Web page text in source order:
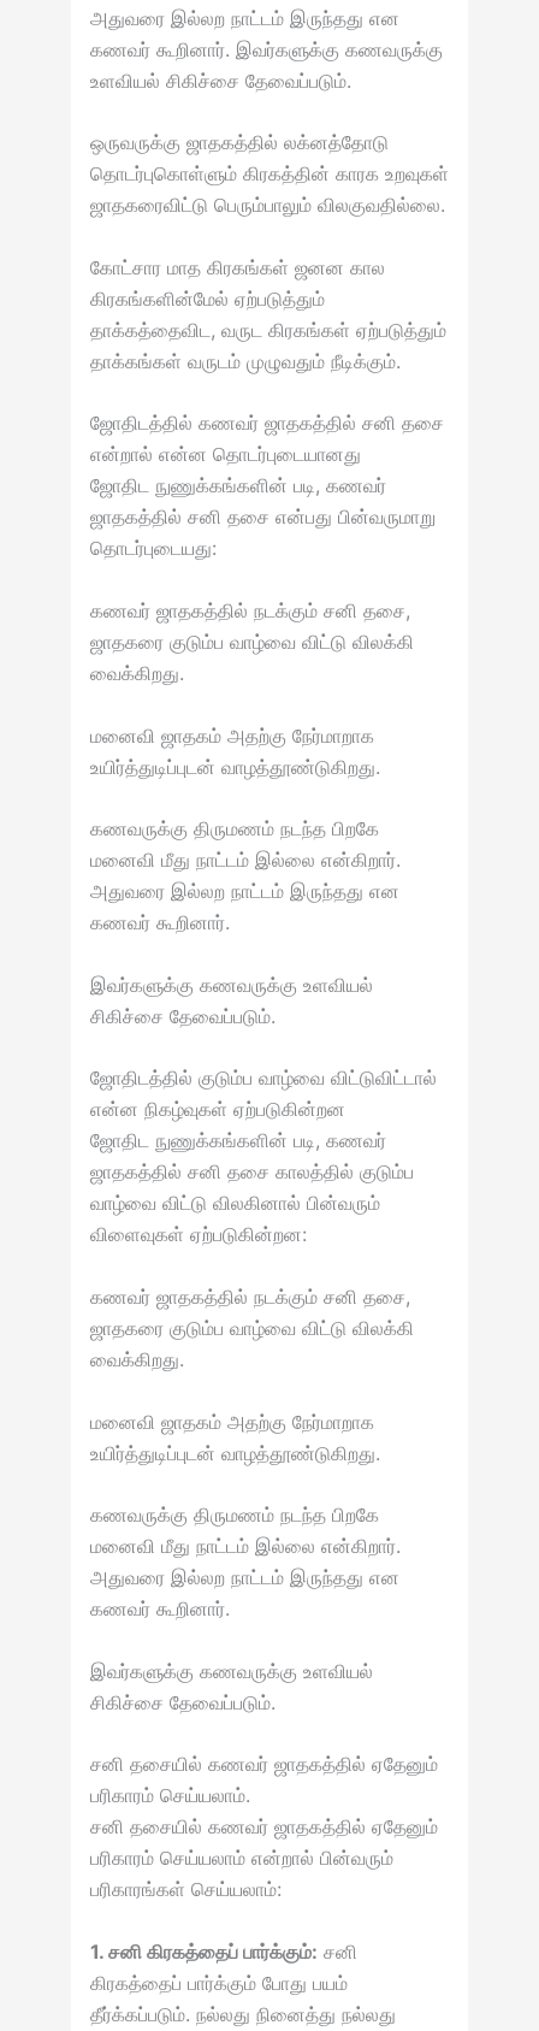
அதுவரை இல்லற நாட்டம் இருந்தது என
கணவர் கூறினார். இவர்களுக்கு கணவருக்கு
உளவியல் சிகிச்சை தேவைப்படும்.
ஒருவருக்கு ஜாதகத்தில் லக்னத்தோடு
தொடர்புகொள்ளும் கிரகத்தின் காரக உறவுகள்
ஜாதகரைவிட்டு பெரும்பாலும் விலகுவதில்லை.
கோட்சார மாத கிரகங்கள் ஜனன கால
கிரகங்களின்மேல் ஏற்படுத்தும்
தாக்கத்தைவிட, வருட கிரகங்கள் ஏற்படுத்தும்
தாக்கங்கள் வருடம் முழுவதும் நீடிக்கும்.
ஜோதிடத்தில் கணவர் ஜாதகத்தில் சனி தசை
என்றால் என்ன தொடர்புடையானது
ஜோதிட நுணுக்கங்களின் படி, கணவர்
ஜாதகத்தில் சனி தசை என்பது பின்வருமாறு
தொடர்புடையது:
கணவர் ஜாதகத்தில் நடக்கும் சனி தசை,
ஜாதகரை குடும்ப வாழ்வை விட்டு விலக்கி
வைக்கிறது.
மனைவி ஜாதகம் அதற்கு நேர்மாறாக
உயிர்த்துடிப்புடன் வாழத்தூண்டுகிறது.
கணவருக்கு திருமணம் நடந்த பிறகே
மனைவி மீது நாட்டம் இல்லை என்கிறார்.
அதுவரை இல்லற நாட்டம் இருந்தது என
கணவர் கூறினார்.
இவர்களுக்கு கணவருக்கு உளவியல்
சிகிச்சை தேவைப்படும்.
ஜோதிடத்தில் குடும்ப வாழ்வை விட்டுவிட்டால்
என்ன நிகழ்வுகள் ஏற்படுகின்றன
ஜோதிட நுணுக்கங்களின் படி, கணவர்
ஜாதகத்தில் சனி தசை காலத்தில் குடும்ப
வாழ்வை விட்டு விலகினால் பின்வரும்
விளைவுகள் ஏற்படுகின்றன:
கணவர் ஜாதகத்தில் நடக்கும் சனி தசை,
ஜாதகரை குடும்ப வாழ்வை விட்டு விலக்கி
வைக்கிறது.
மனைவி ஜாதகம் அதற்கு நேர்மாறாக
உயிர்த்துடிப்புடன் வாழத்தூண்டுகிறது.
கணவருக்கு திருமணம் நடந்த பிறகே
மனைவி மீது நாட்டம் இல்லை என்கிறார்.
அதுவரை இல்லற நாட்டம் இருந்தது என
கணவர் கூறினார்.
இவர்களுக்கு கணவருக்கு உளவியல்
சிகிச்சை தேவைப்படும்.
சனி தசையில் கணவர் ஜாதகத்தில் ஏதேனும்
பரிகாரம் செய்யலாம்.
சனி தசையில் கணவர் ஜாதகத்தில் ஏதேனும்
பரிகாரம் செய்யலாம் என்றால் பின்வரும்
பரிகாரங்கள் செய்யலாம்:
1. சனி கிரகத்தைப் பார்க்கும்: சனி
கிரகத்தைப் பார்க்கும் போது பயம்
தீர்க்கப்படும். நல்லது நினைத்து நல்லது